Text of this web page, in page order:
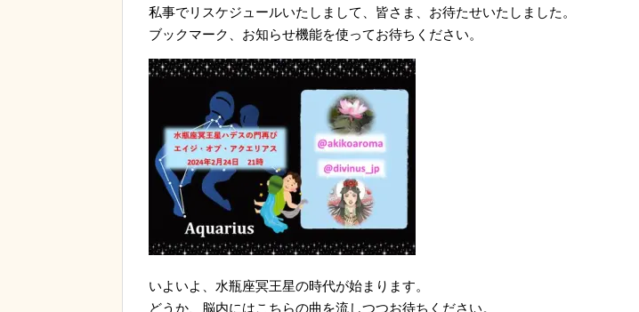
私事でリスケジュールいたしまして、皆さま、お待たせいたしました。
ブックマーク、お知らせ機能を使ってお待ちください。
いよいよ、水瓶座冥王星の時代が始まります。
どうか、脳内にはこちらの曲を流しつつお待ちください。